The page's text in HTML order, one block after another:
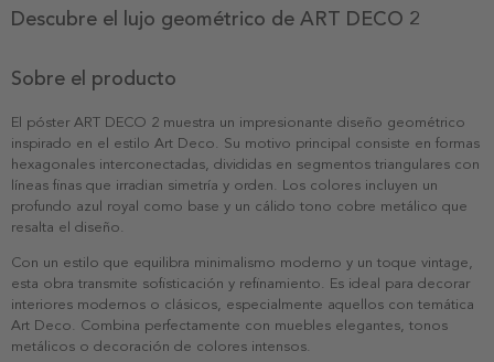
Descubre el lujo geométrico de ART DECO 2
Sobre el producto
El póster ART DECO 2 muestra un impresionante diseño geométrico
inspirado en el estilo Art Deco. Su motivo principal consiste en formas
hexagonales interconectadas, divididas en segmentos triangulares con
líneas finas que irradian simetría y orden. Los colores incluyen un
profundo azul royal como base y un cálido tono cobre metálico que
resalta el diseño.
Con un estilo que equilibra minimalismo moderno y un toque vintage,
esta obra transmite sofisticación y refinamiento. Es ideal para decorar
interiores modernos o clásicos, especialmente aquellos con temática
Art Deco. Combina perfectamente con muebles elegantes, tonos
metálicos o decoración de colores intensos.